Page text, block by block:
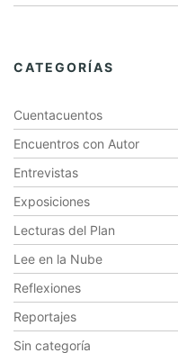
CATEGORÍAS
Cuentacuentos
Encuentros con Autor
Entrevistas
Exposiciones
Lecturas del Plan
Lee en la Nube
Reflexiones
Reportajes
Sin categoría